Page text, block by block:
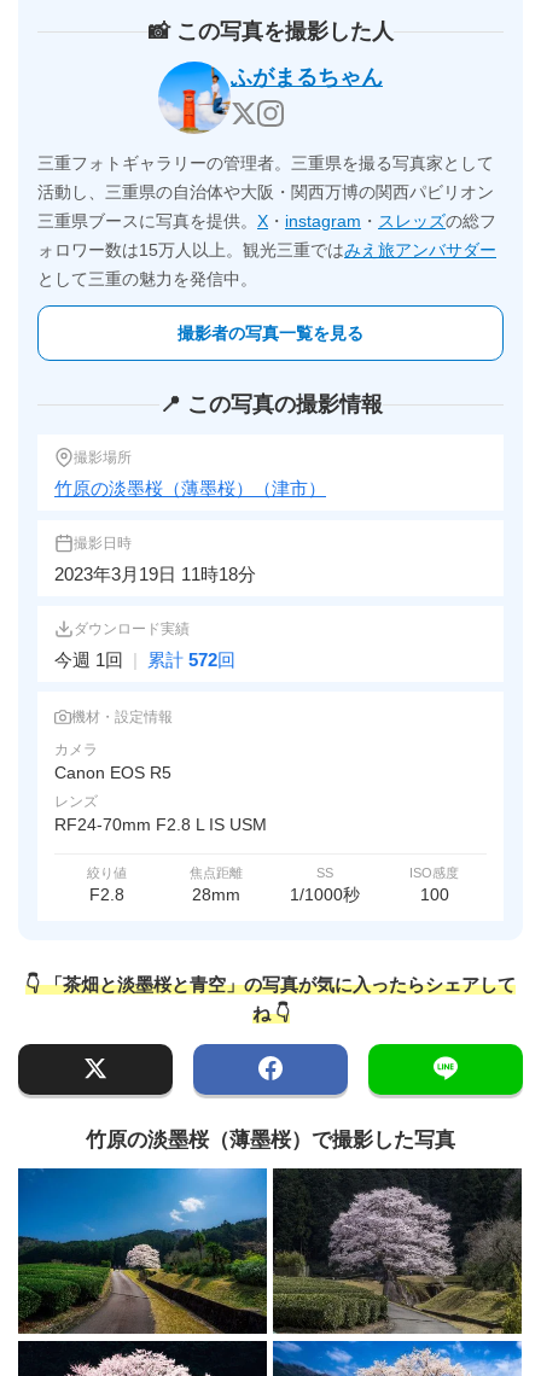
📸 この写真を撮影した人
ふがまるちゃん
三重フォトギャラリーの管理者。三重県を撮る写真家として
活動し、三重県の自治体や大阪・関西万博の関西パビリオン
三重県ブースに写真を提供。 X ・ instagram ・ スレッズの総フ
ォロワー数は15万人以上。観光三重ではみえ旅アンバサダー
として三重の魅力を発信中。
撮影者の写真一覧を見る
📍 この写真の撮影情報
撮影場所
竹原の淡墨桜（薄墨桜）（津市）
撮影日時
2023年3月19日 11時18分
ダウンロード実績
今週 1回 | 累計 572回
機材・設定情報
カメラ
Canon EOS R5
レンズ
RF24-70mm F2.8 L IS USM
絞り値
F2.8
焦点距離
28mm
SS
1/1000秒
ISO感度
100
👇 「茶畑と淡墨桜と青空」の写真が気に入ったらシェアして
ね 👇
竹原の淡墨桜（薄墨桜）で撮影した写真